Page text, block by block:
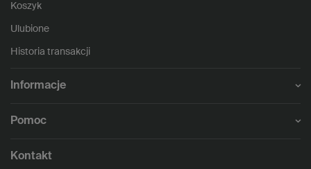
Koszyk
Ulubione
Historia transakcji
Informacje
Pomoc
Kontakt